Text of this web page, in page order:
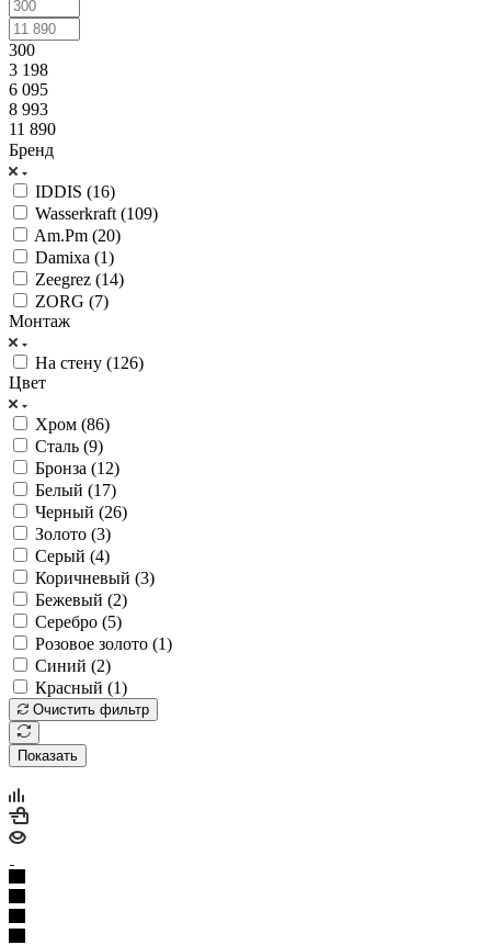
300
3 198
6 095
8 993
11 890
Бренд
IDDIS (16)
Wasserkraft (109)
Am.Pm (20)
Damixa (1)
Zeegrez (14)
ZORG (7)
Монтаж
На стену (126)
Цвет
Хром (86)
Сталь (9)
Бронза (12)
Белый (17)
Черный (26)
Золото (3)
Серый (4)
Коричневый (3)
Бежевый (2)
Серебро (5)
Розовое золото (1)
Синий (2)
Красный (1)
Очистить фильтр
Показать